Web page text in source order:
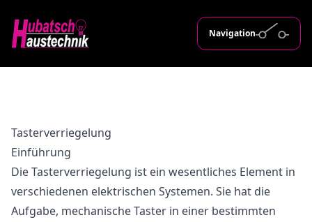
Navigation
Tasterverriegelung
Einführung
Die Tasterverriegelung ist ein wesentliches Element in
verschiedenen elektrischen Systemen. Sie hat die
Aufgabe, mechanische Taster in einer bestimmten